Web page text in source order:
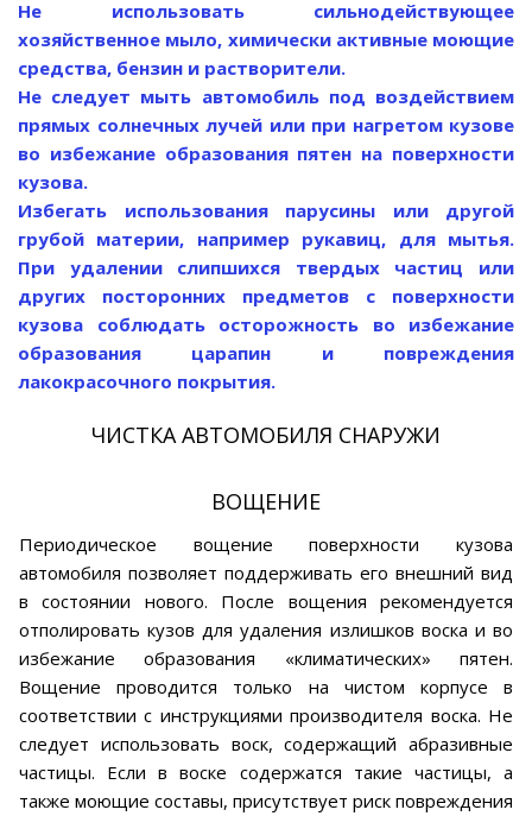
Не использовать сильнодействующее
хозяйственное мыло, химически активные моющие
средства, бензин и растворители.
Не следует мыть автомобиль под воздействием
прямых солнечных лучей или при нагретом кузове
во избежание образования пятен на поверхности
кузова.
Избегать использования парусины или другой
грубой материи, например рукавиц, для мытья.
При удалении слипшихся твердых частиц или
других посторонних предметов с поверхности
кузова соблюдать осторожность во избежание
образования царапин и повреждения
лакокрасочного покрытия.
ЧИСТКА АВТОМОБИЛЯ СНАРУЖИ
ВОЩЕНИЕ
Периодическое вощение поверхности кузова
автомобиля позволяет поддерживать его внешний вид
в состоянии нового. После вощения рекомендуется
отполировать кузов для удаления излишков воска и во
избежание образования «климатических» пятен.
Вощение проводится только на чистом корпусе в
соответствии с инструкциями производителя воска. Не
следует использовать воск, содержащий абразивные
частицы. Если в воске содержатся такие частицы, а
также моющие составы, присутствует риск повреждения